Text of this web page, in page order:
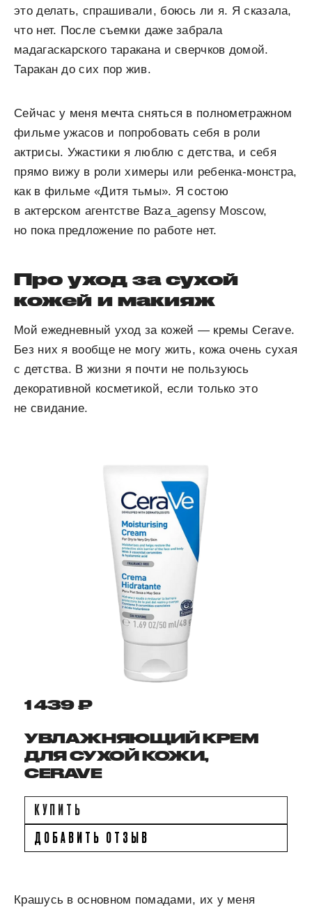
это делать, спрашивали, боюсь ли я. Я сказала,
что нет. После съемки даже забрала
мадагаскарского таракана и сверчков домой.
Таракан до сих пор жив.
Сейчас у меня мечта сняться в полнометражном
фильме ужасов и попробовать себя в роли
актрисы. Ужастики я люблю с детства, и себя
прямо вижу в роли химеры или ребенка-монстра,
как в фильме «Дитя тьмы». Я состою
в актерском агентстве Baza_agensy Moscow,
но пока предложение по работе нет.
Про уход за сухой
кожей и макияж
Мой ежедневный уход за кожей — кремы Cerave.
Без них я вообще не могу жить, кожа очень сухая
с детства. В жизни я почти не пользуюсь
декоративной косметикой, если только это
не свидание.
1 439 ₽
УВЛАЖНЯЮЩИЙ КРЕМ
ДЛЯ СУХОЙ КОЖИ,
CERAVE
КУПИТЬ
ДОБАВИТЬ ОТЗЫВ
Крашусь в основном помадами, их у меня